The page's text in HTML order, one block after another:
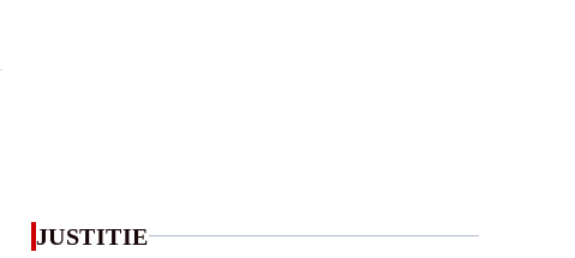
JUSTITIE